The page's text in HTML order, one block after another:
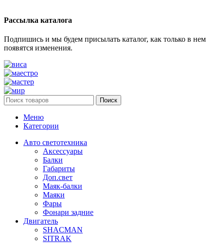
Рассылка каталога
Подпишись и мы будем присылать каталог, как только в нем
появятся изменения.
Поиск
Меню
Категории
Авто светотехника
Аксессуары
Балки
Габариты
Доп.свет
Маяк-балки
Маяки
Фары
Фонари задние
Двигатель
SHACMAN
SITRAK